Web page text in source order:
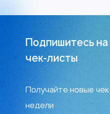
Подпишитесь
чек-листы
Получайте новые
недели